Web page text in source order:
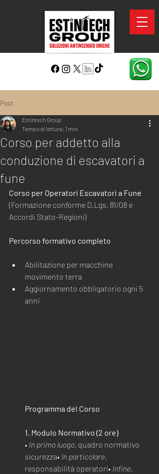
Post
Corso per addetto alla
conduzione di escavatori a
fune
Estintech Group
Tempo di lettura: 1 min
Corso per Operatori Escavatori a Fune
(Formazione conforme D.Lgs. 81/08 e
Accordi Stato-Regioni)
Percorso formativo completo
Abilitazione per macchine
movimento terra
Aggiornamento obbligatorio ogni 5
anni
Programma del Corso
1. Modulo Normativo (2 ore)
• In primo luogo, quadro normativo
sicurezza• In particolare,
responsabilità operatori• Infine,